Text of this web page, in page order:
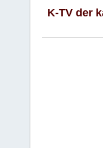
K-TV der